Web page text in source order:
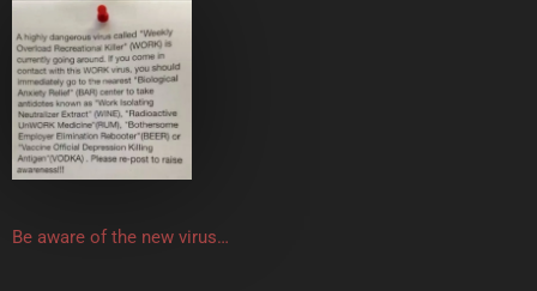
Be aware of the new virus…